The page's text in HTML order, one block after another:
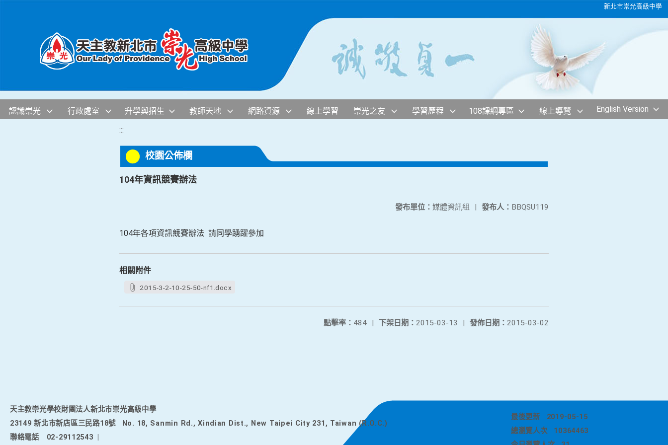
新北市崇光高級中學
認識崇光 行政處室 升學與招生 教師天地 網路資源 線上學習 崇光之友 學習歷程 108課綱專區 線上導覽 English Version
:::
校園公佈欄
104年資訊競賽辦法
發布人： BBQSU119
發布單位： 媒體資訊組 |
104年各項資訊競賽辦法 請同學踴躍參加
相關附件
2015-3-2-10-25-50-nf1.docx
發佈日期： 2015-03-02
下架日期： 2015-03-13 |
點擊率： 484 |
天主教崇光學校財團法人新北市崇光高級中學
23149 新北市新店區三民路18號
No. 18, Sanmin Rd., Xindian Dist., New Taipei City 231, Taiwan (R.O.C.)
聯絡電話
02-29112543
最後更新
2019-05-15
總瀏覽人次
10364463